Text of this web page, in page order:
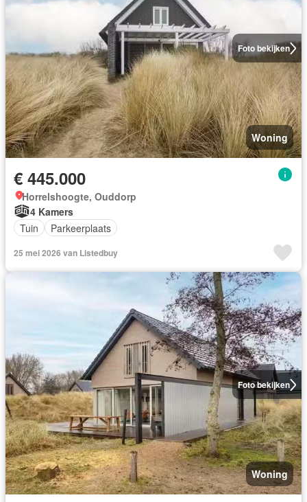
Foto bekijken
Woning
€ 445.000
Horrelshoogte, Ouddorp
4 Kamers
Tuin
Parkeerplaats
25 mei 2026 van Listedbuy
Foto bekijken
Woning